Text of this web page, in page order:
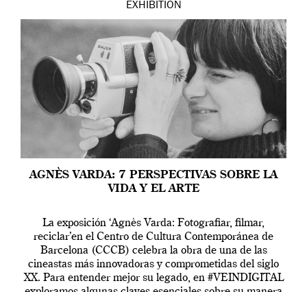
EXHIBITION
AGNÈS VARDA: 7 PERSPECTIVAS SOBRE LA
VIDA Y EL ARTE
La exposición ‘Agnès Varda: Fotografiar, filmar,
reciclar’en el Centro de Cultura Contemporánea de
Barcelona (CCCB) celebra la obra de una de las
cineastas más innovadoras y comprometidas del siglo
XX. Para entender mejor su legado, en #VEINDIGITAL